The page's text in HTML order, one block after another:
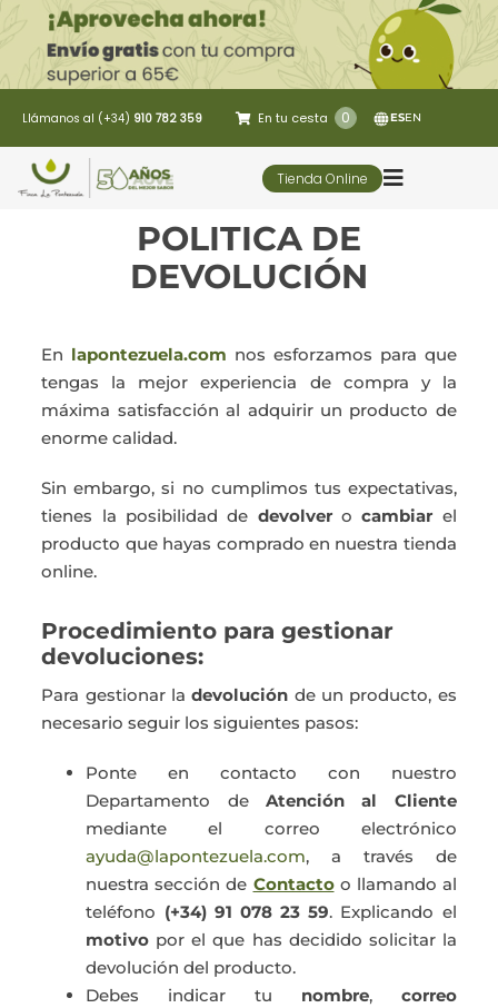
Saltar
al
contenido
Llámanos al (+34) 910 782 359 En tu cesta 0 ESEN
Tienda Online
Toggle
Restaurante
Actualidad
POLITICA DE
DEVOLUCIÓN
En lapontezuela.com nos esforzamos para que
tengas la mejor experiencia de compra y la
máxima satisfacción al adquirir un producto de
enorme calidad.
Sin embargo, si no cumplimos tus expectativas,
tienes la posibilidad de devolverocambiar el
producto que hayas comprado en nuestra tienda
online.
Procedimiento para gestionar
devoluciones:
Para gestionar ladevolución de un producto, es
necesario seguir los siguientes pasos:
Ponte en contacto con nuestro
Departamento de Atención al Cliente
mediante el correo electrónico
ayuda@lapontezuela.com, a través de
nuestra sección de Contactoo llamando al
teléfono (+34) 91 078 23 59. Explicando el
motivo por el que has decidido solicitar la
devolución del producto.
Debes indicar tu nombre, correo